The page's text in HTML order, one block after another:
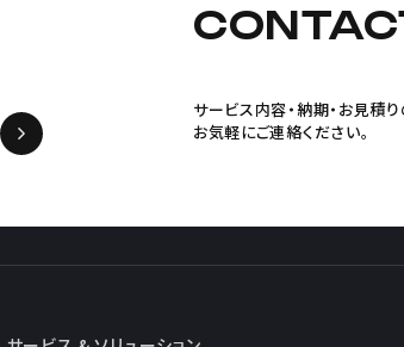
サービス内容・納期・お見積り
お気軽にご連絡ください。